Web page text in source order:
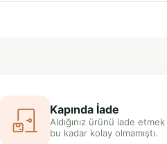
Kapında İade
Aldığınız ürünü iade
bu kadar kolay olmamıştı.